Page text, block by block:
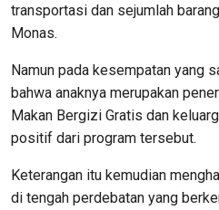
transportasi dan sejumlah
Monas.
Namun pada kesempatan yang
bahwa anaknya merupakan
Makan Bergizi Gratis dan
positif dari program tersebut.
Keterangan itu kemudian
di tengah perdebatan yang